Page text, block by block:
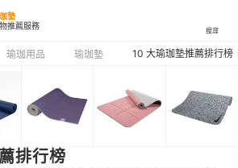
墊
推薦服務
搜尋
瑜珈用品 瑜珈墊 10 大瑜珈墊推薦排行榜
排行榜